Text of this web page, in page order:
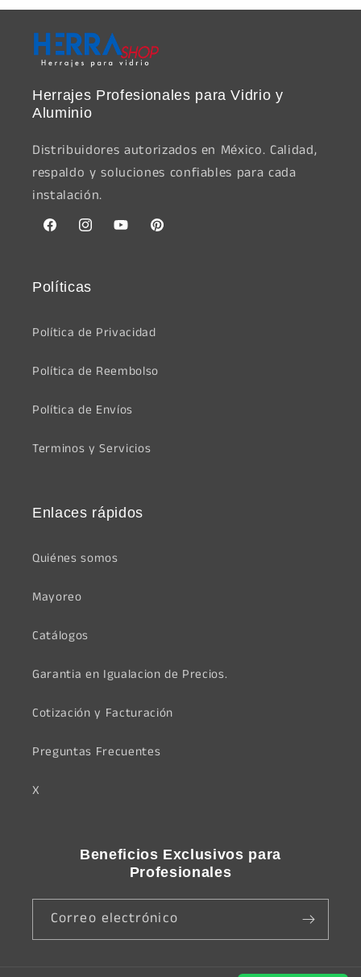
Herrajes Profesionales para Vidrio y
Aluminio
Distribuidores autorizados en México. Calidad,
respaldo y soluciones confiables para cada
instalación.
FacebookInstagramYouTubePinterest
Políticas
Política de Privacidad
Política de Reembolso
Política de Envíos
Terminos y Servicios
Enlaces rápidos
Quiénes somos
Mayoreo
Catálogos
Garantia en Igualacion de Precios.
Cotización y Facturación
Preguntas Frecuentes
X
Beneficios Exclusivos para
Profesionales
Correo electrónico